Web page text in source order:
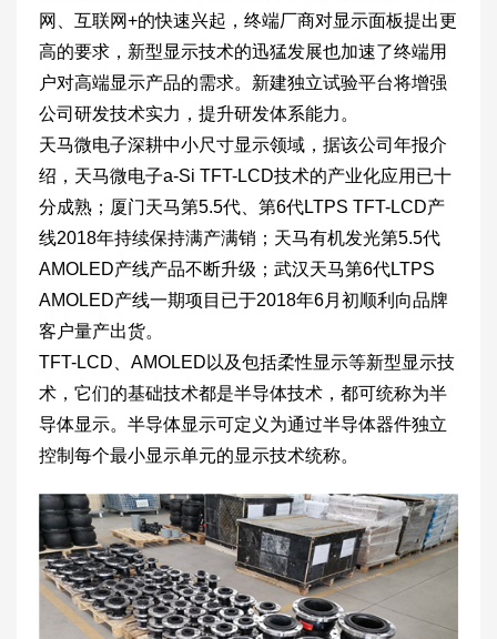
网、互联网+的快速兴起，终端厂商对显示面板提出更
高的要求，新型显示技术的迅猛发展也加速了终端用
户对高端显示产品的需求。新建独立试验平台将增强
公司研发技术实力，提升研发体系能力。
天马微电子深耕中小尺寸显示领域，据该公司年报介
绍，天马微电子a-Si TFT-LCD技术的产业化应用已十
分成熟；厦门天马第5.5代、第6代LTPS TFT-LCD产
线2018年持续保持满产满销；天马有机发光第5.5代
AMOLED产线产品不断升级；武汉天马第6代LTPS
AMOLED产线一期项目已于2018年6月初顺利向品牌
客户量产出货。
TFT-LCD、AMOLED以及包括柔性显示等新型显示技
术，它们的基础技术都是半导体技术，都可统称为半
导体显示。半导体显示可定义为通过半导体器件独立
控制每个最小显示单元的显示技术统称。